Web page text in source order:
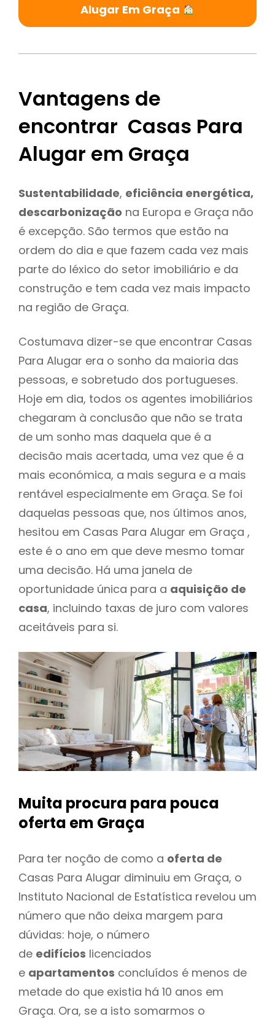
Alugar Em Graça
Vantagens de
encontrar Casas Para
Alugar em Graça
Sustentabilidade, eficiência energética,
descarbonização na Europa e Graça não
é excepção. São termos que estão na
ordem do dia e que fazem cada vez mais
parte do léxico do setor imobiliário e da
construção e tem cada vez mais impacto
na região de Graça.
Costumava dizer-se que encontrar Casas
Para Alugar era o sonho da maioria das
pessoas, e sobretudo dos portugueses.
Hoje em dia, todos os agentes imobiliários
chegaram à conclusão que não se trata
de um sonho mas daquela que é a
decisão mais acertada, uma vez que é a
mais económica, a mais segura e a mais
rentável especialmente em Graça. Se foi
daquelas pessoas que, nos últimos anos,
hesitou em Casas Para Alugar em Graça ,
este é o ano em que deve mesmo tomar
uma decisão. Há uma janela de
oportunidade única para a aquisição de
casa, incluindo taxas de juro com valores
aceitáveis para si.
Muita procura para pouca
oferta em Graça
Para ter noção de como a oferta de
Casas Para Alugar diminuiu em Graça, o
Instituto Nacional de Estatística revelou um
número que não deixa margem para
dúvidas: hoje, o número
de edifícios licenciados
e apartamentos concluídos é menos de
metade do que existia há 10 anos em
Graça. Ora, se a isto somarmos o